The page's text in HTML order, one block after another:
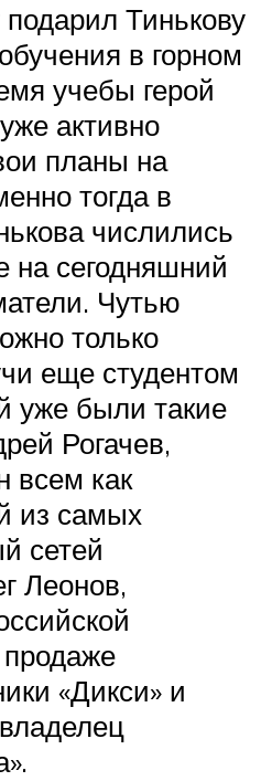
Тинькову
в горном
учебы герой
активно
планы на
тогда в
числились
на сегодняшний
Чутью
только
еще студентом
уже были такие
Рогачев,
всем как
из самых
сетей
Леонов,
продаже
«Дикси» и